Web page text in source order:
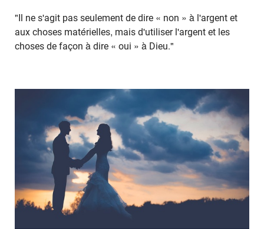
"Il ne s'agit pas seulement de dire « non » à l'argent et
aux choses matérielles, mais d'utiliser l'argent et les
choses de façon à dire « oui » à Dieu."